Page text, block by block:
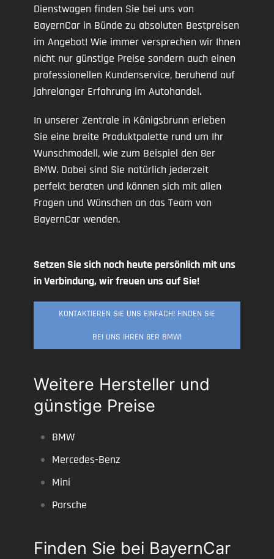
Dienstwagen finden Sie bei uns von
BayernCar in Bünde zu absoluten Bestpreisen
im Angebot! Wie immer versprechen wir Ihnen
nicht nur günstige Preise sondern auch einen
professionellen Kundenservice, beruhend auf
jahrelanger Erfahrung im Autohandel.
In unserer Zentrale in Königsbrunn erleben
Sie eine breite Produktpalette rund um Ihr
Wunschmodell, wie zum Beispiel den 8er
BMW. Dabei sind Sie natürlich jederzeit
perfekt beraten und können sich mit allen
Fragen und Wünschen an das Team von
BayernCar wenden.
Setzen Sie sich noch heute persönlich mit uns
in Verbindung, wir freuen uns auf Sie!
KONTAKTIEREN SIE UNS EINFACH! FINDEN SIE
BEI UNS IHREN 8ER BMW!
Weitere Hersteller und
günstige Preise
BMW
Mercedes-Benz
Mini
Porsche
Finden Sie bei BayernCar